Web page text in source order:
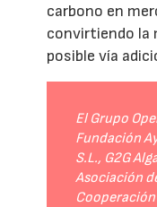
carbono en
convirtiendo la
posible vía
El Grupo
Fundación
S.L., G2G
Asociación